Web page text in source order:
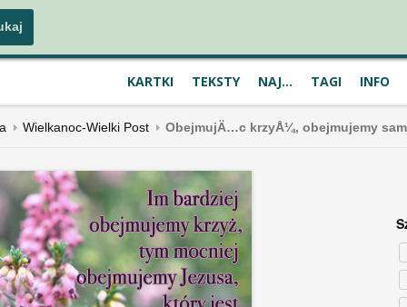
KARTKI TEKSTY NAJ... TAGI INFO
Wielkanoc-Wielki Post ObejmujÄ…c krzyÅ¼, obejmujemy